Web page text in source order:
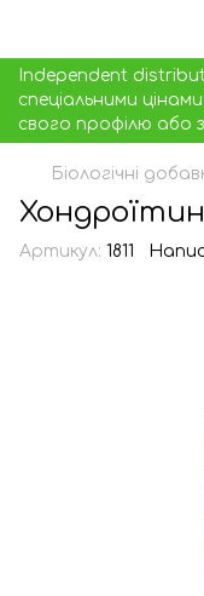
Independent
спеціальними
свого профілю або
Біологічні
Артикул: 1811